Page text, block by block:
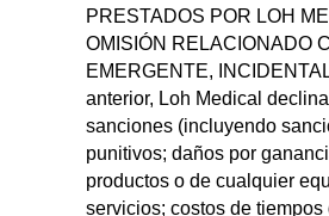
PRESTADOS POR LOH
OMISIÓN RELACIONADO
EMERGENTE,
anterior, Loh Medical
sanciones (incluyendo
punitivos; daños por
productos o de cualquier
servicios; costos de